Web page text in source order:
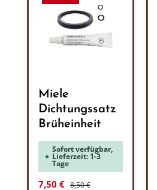
Miele
Dichtungssatz
Brüheinheit
Sofort verfügbar,
Lieferzeit: 1-3
Tage
Verkaufspreis:
7,50 € Regulärer Preis:
8,50 €